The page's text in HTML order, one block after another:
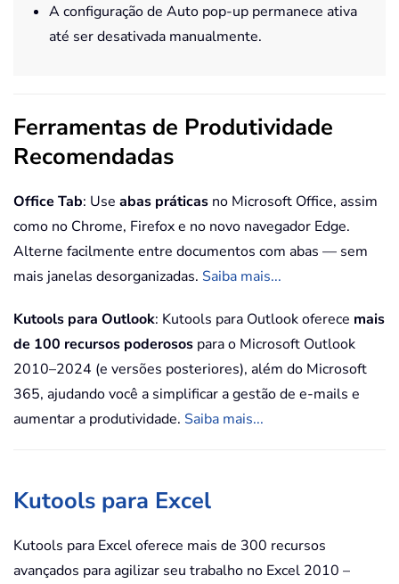
A configuração de Auto pop-up permanece ativa
até ser desativada manualmente.
Ferramentas de Produtividade
Recomendadas
Office Tab: Use abas práticas no Microsoft Office, assim
como no Chrome, Firefox e no novo navegador Edge.
Alterne facilmente entre documentos com abas — sem
mais janelas desorganizadas. Saiba mais...
Kutools para Outlook: Kutools para Outlook oferece mais
de 100 recursos poderosos para o Microsoft Outlook
2010–2024 (e versões posteriores), além do Microsoft
365, ajudando você a simplificar a gestão de e-mails e
aumentar a produtividade. Saiba mais...
Kutools para Excel
Kutools para Excel oferece mais de 300 recursos
avançados para agilizar seu trabalho no Excel 2010 –